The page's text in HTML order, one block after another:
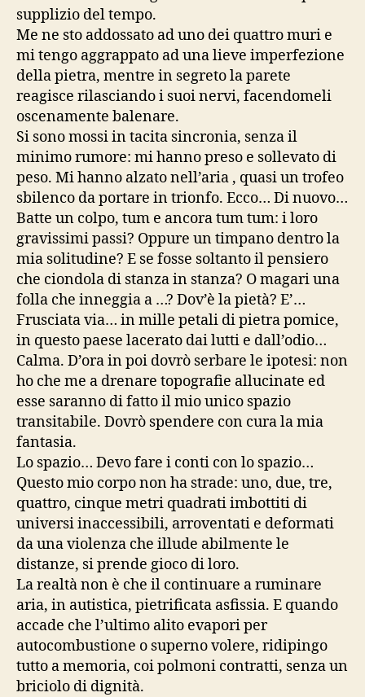
supplizio del tempo.
Me ne sto addossato ad uno dei quattro muri e
mi tengo aggrappato ad una lieve imperfezione
della pietra, mentre in segreto la parete
reagisce rilasciando i suoi nervi, facendomeli
oscenamente balenare.
Si sono mossi in tacita sincronia, senza il
minimo rumore: mi hanno preso e sollevato di
peso. Mi hanno alzato nell’aria , quasi un trofeo
sbilenco da portare in trionfo. Ecco… Di nuovo…
Batte un colpo, tum e ancora tum tum: i loro
gravissimi passi? Oppure un timpano dentro la
mia solitudine? E se fosse soltanto il pensiero
che ciondola di stanza in stanza? O magari una
folla che inneggia a …? Dov’è la pietà? E’…
Frusciata via… in mille petali di pietra pomice,
in questo paese lacerato dai lutti e dall’odio…
Calma. D’ora in poi dovrò serbare le ipotesi: non
ho che me a drenare topografie allucinate ed
esse saranno di fatto il mio unico spazio
transitabile. Dovrò spendere con cura la mia
fantasia.
Lo spazio… Devo fare i conti con lo spazio…
Questo mio corpo non ha strade: uno, due, tre,
quattro, cinque metri quadrati imbottiti di
universi inaccessibili, arroventati e deformati
da una violenza che illude abilmente le
distanze, si prende gioco di loro.
La realtà non è che il continuare a ruminare
aria, in autistica, pietrificata asfissia. E quando
accade che l’ultimo alito evapori per
autocombustione o superno volere, ridipingo
tutto a memoria, coi polmoni contratti, senza un
briciolo di dignità.